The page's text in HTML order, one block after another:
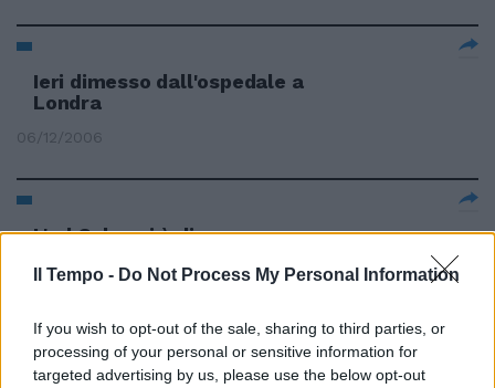
Il Tempo - Do Not Process My Personal Information
If you wish to opt-out of the sale, sharing to third parties, or
processing of your personal or sensitive information for
targeted advertising by us, please use the below opt-out
Ieri dimesso dall'ospedale a
Londra
06/12/2006
L'ad Colao si è dimesso.
Perricone ma il numero uno di
candidatura
20/07/2006